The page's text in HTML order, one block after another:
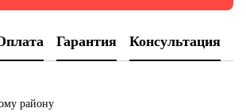
Гарантия Консультация
району